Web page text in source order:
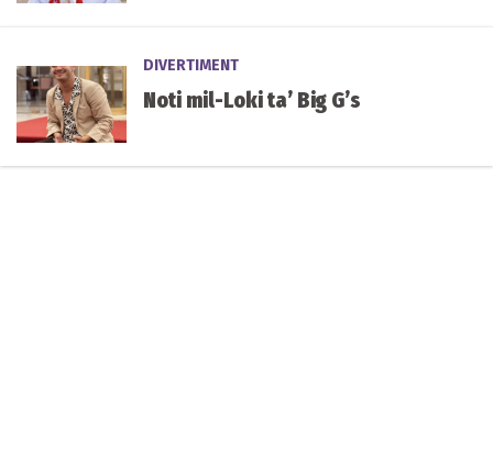
DIVERTIMENT
Noti mil-Loki ta’ Big G’s